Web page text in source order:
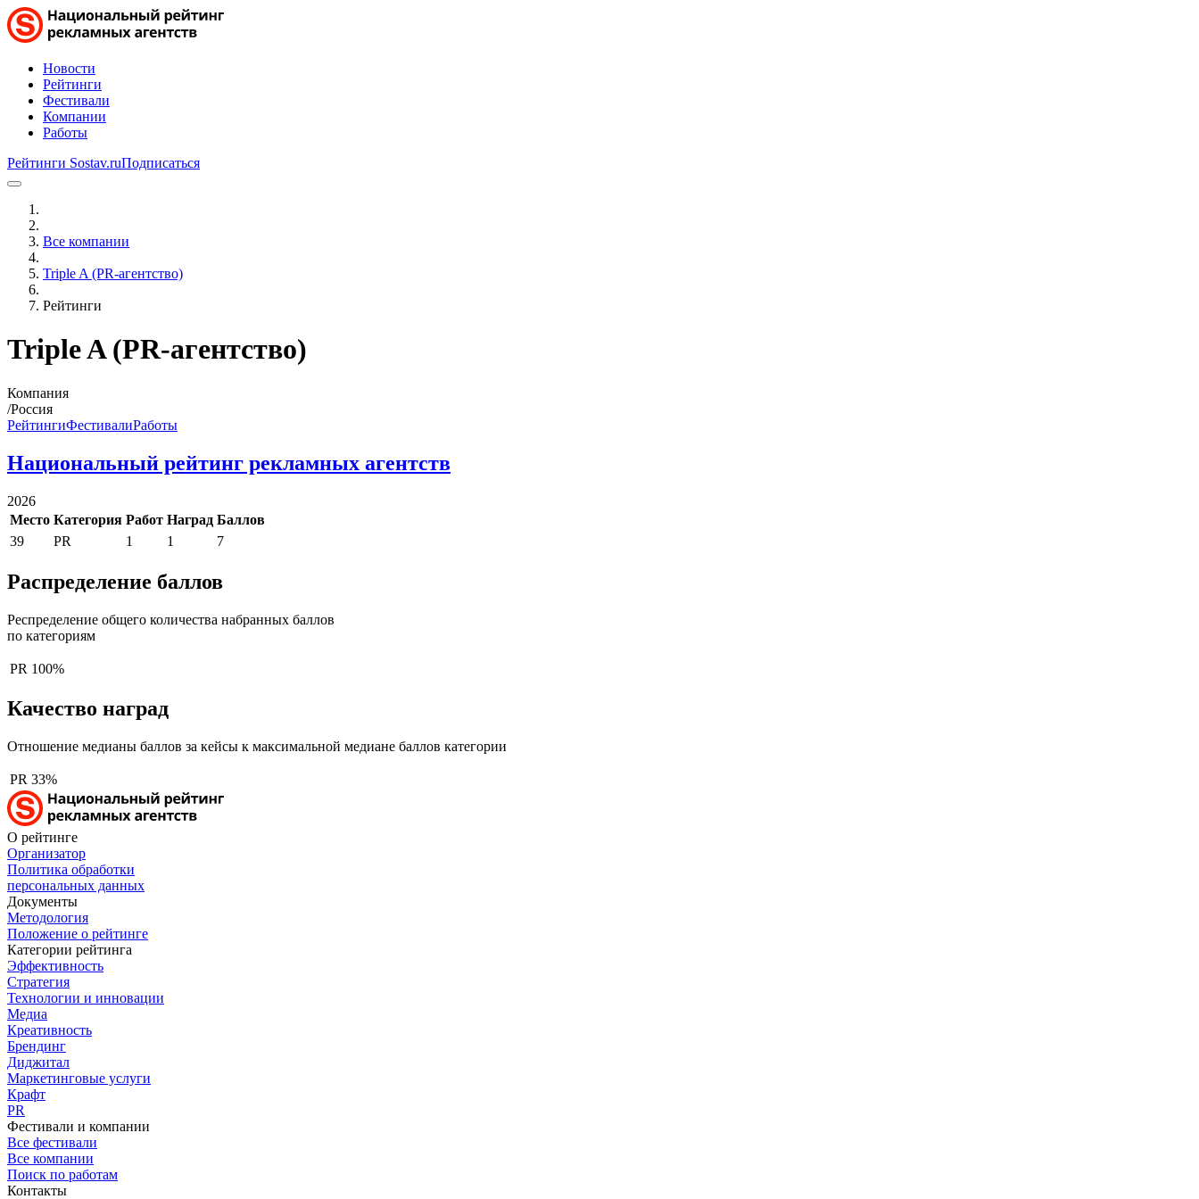
Новости
Рейтинги
Фестивали
Компании
Работы
Рейтинги Sostav.ruПодписаться
Все компании
Triple A (PR-агентство)
Рейтинги
Triple A (PR-агентство)
Компания
/Россия
РейтингиФестивалиРаботы
Национальный рейтинг рекламных агентств
2026
Место Категория Работ Наград Баллов
39
PR 1 1 7
Распределение баллов
Респределение общего количества набранных баллов
по категориям
PR 100%
Качество наград
Отношение медианы баллов за кейсы к максимальной медиане баллов категории
PR 33%
О рейтинге
Организатор
Политика обработки
персональных данных
Документы
Методология
Положение о рейтинге
Категории рейтинга
Эффективность
Стратегия
Технологии и инновации
Медиа
Креативность
Брендинг
Диджитал
Маркетинговые услуги
Крафт
PR
Фестивали и компании
Все фестивали
Все компании
Поиск по работам
Контакты